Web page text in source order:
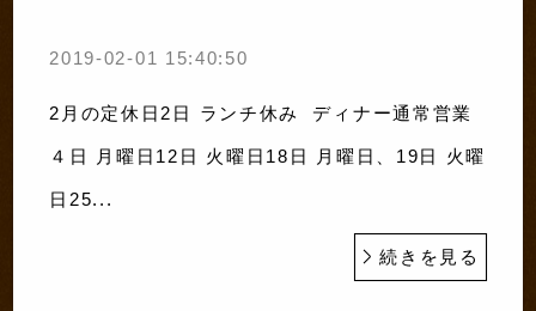
2019-02-01 15:40:50
2月の定休日2日 ランチ休み ディナー通常営業
４日 月曜日12日 火曜日18日 月曜日、19日 火曜
日25...
続きを見る